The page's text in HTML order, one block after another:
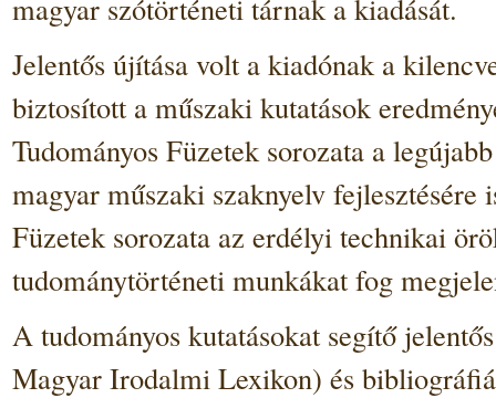
magyar szótörténeti tárnak a kiadását.
Jelentős újítása volt a kiadónak a
biztosított a műszaki kutatások
Tudományos Füzetek sorozata a
magyar műszaki szaknyelv
Füzetek sorozata az erdélyi technikai
tudománytörténeti munkákat fog
A tudományos kutatásokat segítő
Magyar Irodalmi Lexikon) és